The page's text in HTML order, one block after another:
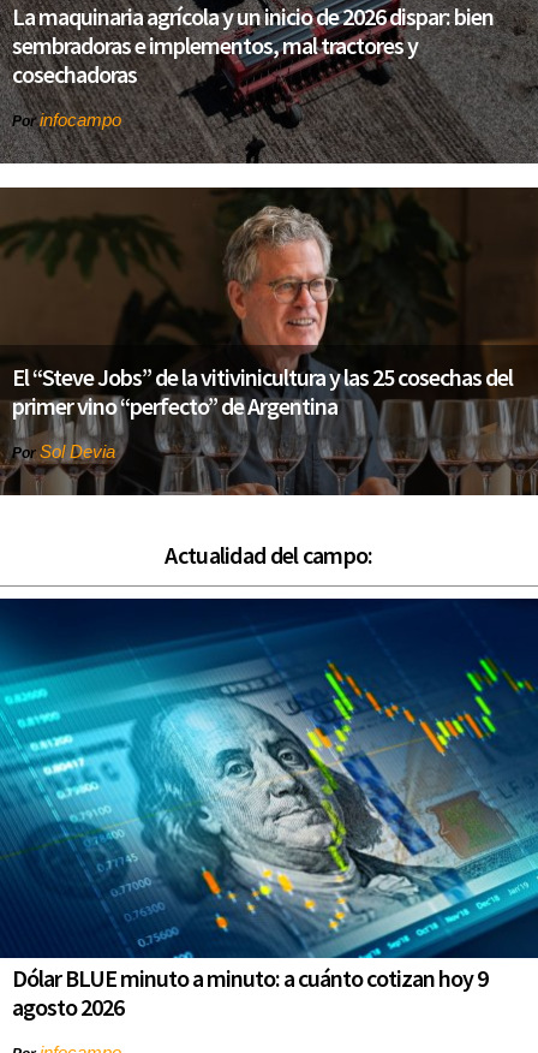
La maquinaria agrícola y un inicio de 2026 dispar: bien
sembradoras e implementos, mal tractores y
cosechadoras
Porinfocampo
El “Steve Jobs” de la vitivinicultura y las 25 cosechas del
primer vino “perfecto” de Argentina
PorSol Devia
Actualidad del campo:
Dólar BLUE minuto a minuto: a cuánto cotizan hoy 9
agosto 2026